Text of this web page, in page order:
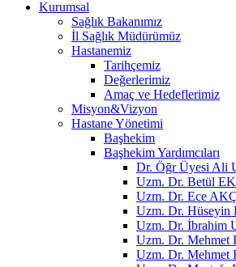
Kurumsal
Sağlık Bakanımız
İl Sağlık Müdürümüz
Hastanemiz
Tarihçemiz
Değerlerimiz
Amaç ve Hedeflerimiz
Misyon&Vizyon
Hastane Yönetimi
Başhekim
Başhekim Yardımcıları
Dr. Öğr Üyesi Ali
Uzm. Dr. Betül
Uzm. Dr. Ece
Uzm. Dr. Hüseyin
Uzm. Dr. İbrahim
Uzm. Dr. Mehmet
Uzm. Dr. Mehmet